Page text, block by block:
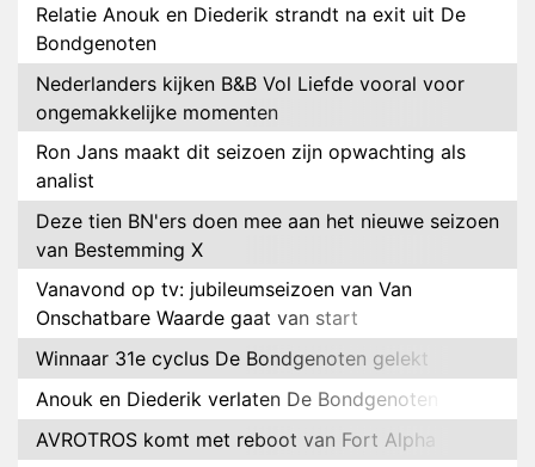
Relatie Anouk en Diederik strandt na exit uit De
Bondgenoten
Nederlanders kijken B&B Vol Liefde vooral voor
ongemakkelijke momenten
Ron Jans maakt dit seizoen zijn opwachting als
analist
Deze tien BN'ers doen mee aan het nieuwe seizoen
van Bestemming X
Vanavond op tv: jubileumseizoen van Van
Onschatbare Waarde gaat van start
Winnaar 31e cyclus De Bondgenoten gelekt
Anouk en Diederik verlaten De Bondgenoten
AVROTROS komt met reboot van Fort Alpha